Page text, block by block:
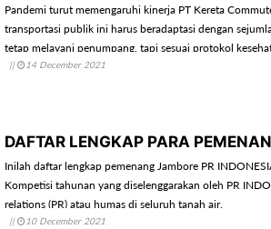
Pandemi turut memengaruhi kinerja PT Kereta
transportasi publik ini harus beradaptasi dengan
tetap melayani penumpang, tapi sesuai protokol
|| 14 December 2021
DAFTAR LENGKAP PARA
Inilah daftar lengkap pemenang Jambore PR
Kompetisi tahunan yang diselenggarakan oleh PR
relations (PR) atau humas di seluruh tanah air.
|| 10 December 2021